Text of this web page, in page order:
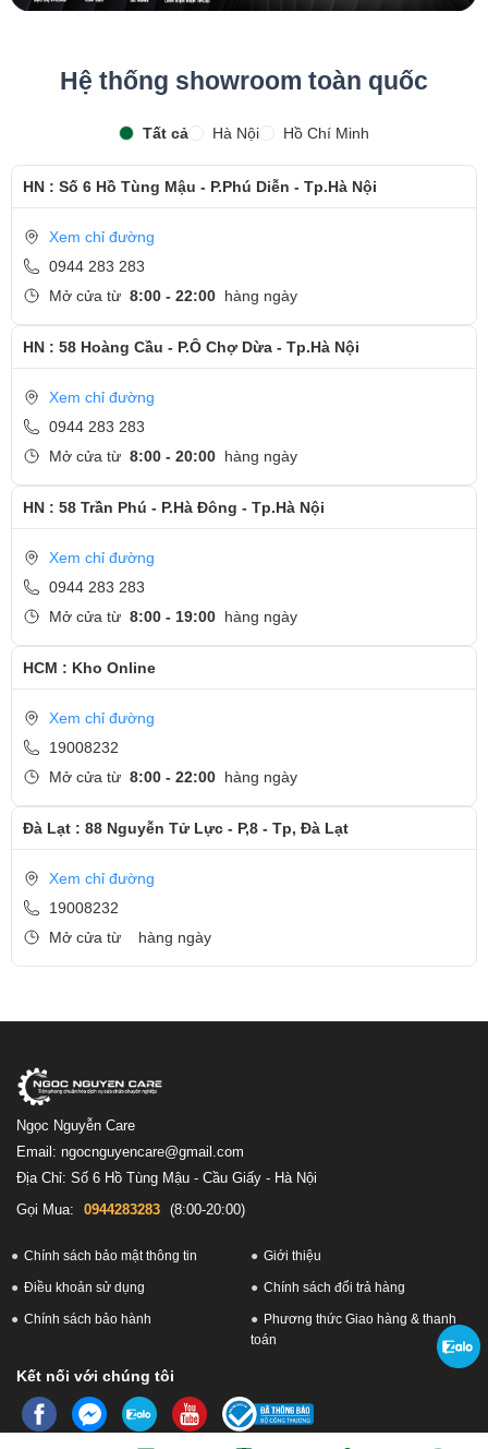
Hệ thống showroom toàn quốc
Tất cả Hà Nội Hồ Chí Minh
HN : Số 6 Hồ Tùng Mậu - P.Phú Diễn - Tp.Hà Nội
Xem chỉ đường
0944 283 283
Mở cửa từ 8:00 - 22:00 hàng ngày
HN : 58 Hoàng Cầu - P.Ô Chợ Dừa - Tp.Hà Nội
Xem chỉ đường
0944 283 283
Mở cửa từ 8:00 - 20:00 hàng ngày
HN : 58 Trần Phú - P.Hà Đông - Tp.Hà Nội
Xem chỉ đường
0944 283 283
Mở cửa từ 8:00 - 19:00 hàng ngày
HCM : Kho Online
Xem chỉ đường
19008232
Mở cửa từ 8:00 - 22:00 hàng ngày
Đà Lạt : 88 Nguyễn Tử Lực - P,8 - Tp, Đà Lạt
Xem chỉ đường
19008232
Mở cửa từ
hàng ngày
Ngọc Nguyễn Care
Email: ngocnguyencare@gmail.com
Địa Chỉ: Số 6 Hồ Tùng Mậu - Cầu Giấy - Hà Nội
Gọi Mua:
0944283283 (8:00-20:00)
Chính sách bảo mật thông tin Giới thiệu
Điều khoản sử dụng Chính sách đổi trả hàng
Chính sách bảo hành
Phương thức Giao hàng & thanh
toán
Kết nối với chúng tôi